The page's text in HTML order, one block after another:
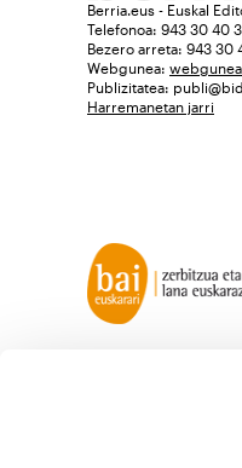
Berria.eus - Euskal
Telefonoa: 943 30 40
Bezero arreta: 943 30
Webgunea:
Publizitatea:
Harremanetan jarri